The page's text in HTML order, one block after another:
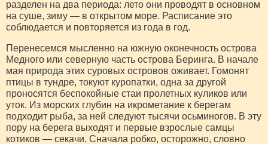
разде­лен на два периода: лето они проводят в основном
на суше, зиму — в открытом море. Рас­писание это
соблюдается и пов­торяется из года в год.
Перенесемся мысленно на южную оконечность острова
Медного или северную часть острова Беринга. В начале
мая природа этих суровых островов оживает. Гомонят
птицы в тунд­ре, токуют куропатки, одна за другой
проносятся беспокойные стаи пролетных куликов или
уток. Из морских глубин на икрометание к берегам
подходит рыба, за ней следуют тысячи осьминогов. В эту
пору на бере­га выходят и первые взрослые самцы
котиков — секачи. Сна­чала робко, осторожно, словно